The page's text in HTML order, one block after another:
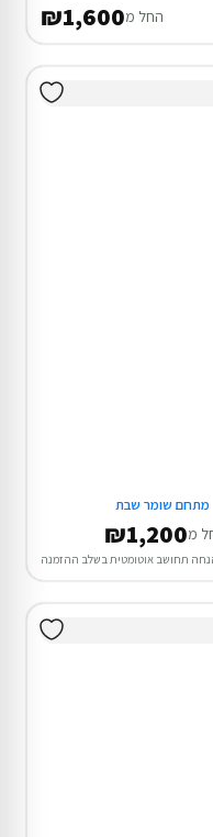
החל מ₪1,600
מתחם שומר שבת
מ₪1,200
תחושב אוטומטית בשלב ההזמנה